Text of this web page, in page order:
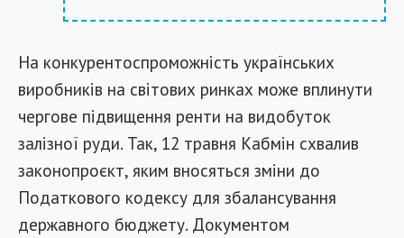
На конкурентоспроможність українських
виробників на світових ринках може вплинути
чергове підвищення ренти на видобуток
залізної руди. Так, 12 травня Кабмін схвалив
законопроєкт, яким вносяться зміни до
Податкового кодексу для збалансування
державного бюджету. Документом